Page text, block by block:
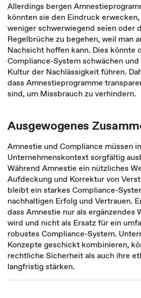
Allerdings bergen
könnten sie den Eindruck
weniger schwerwiegend seien oder
Regelbrüche zu begehen, weil man
Nachsicht hoffen kann. Dies könnte
Compliance-System schwächen
Kultur der Nachlässigkeit führen.
dass Amnestieprogramme
sind, um Missbrauch zu verhindern.
Ausgewogenes
Amnestie und Compliance müssen
Unternehmenskontext sorgfältig
Während Amnestie ein nützliches
Aufdeckung und Korrektur von
bleibt ein starkes Compliance-
nachhaltigen Erfolg und Vertrauen.
dass Amnestie nur als ergänzendes
wird und nicht als Ersatz für ein
robustes Compliance-System.
Konzepte geschickt kombinieren,
rechtliche Sicherheit als auch ihre
langfristig stärken.